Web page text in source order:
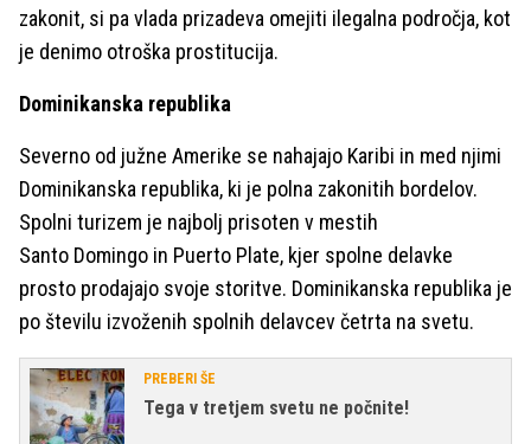
zakonit, si pa vlada prizadeva omejiti ilegalna področja, kot
je denimo otroška prostitucija.
Dominikanska republika
Severno od južne Amerike se nahajajo Karibi in med njimi
Dominikanska republika, ki je polna zakonitih bordelov.
Spolni turizem je najbolj prisoten v mestih
Santo Domingo in Puerto Plate, kjer spolne delavke
prosto prodajajo svoje storitve. Dominikanska republika je
po številu izvoženih spolnih delavcev četrta na svetu.
PREBERI ŠE
Tega v tretjem svetu ne počnite!